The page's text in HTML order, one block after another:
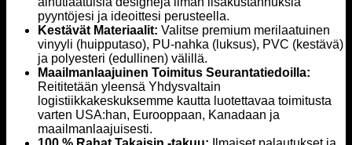
pyyntöjesi ja ideoittesi perusteella.
Kestävät Materiaalit: Valitse premium merilaatuinen
vinyyli (huipputaso), PU-nahka (luksus), PVC (kestävä)
ja polyesteri (edullinen) välillä.
Maailmanlaajuinen Toimitus Seurantatiedoilla:
Reititetään yleensä Yhdysvaltain
logistiikkakeskuksemme kautta luotettavaa toimitusta
varten USA:han, Eurooppaan, Kanadaan ja
maailmanlaajuisesti.